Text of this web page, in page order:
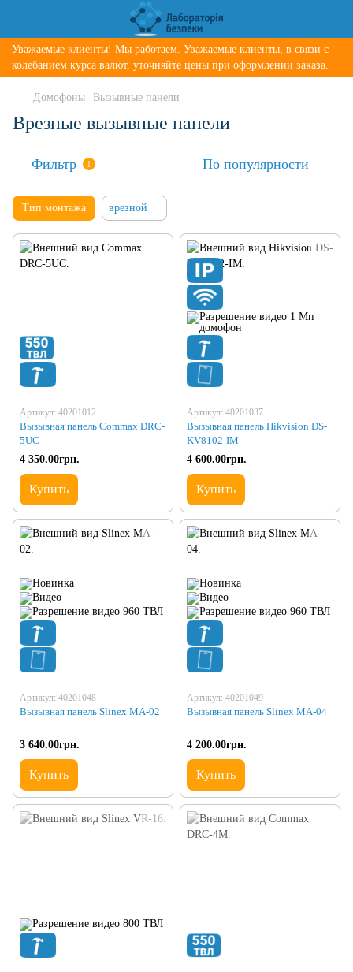
Уважаемые клиенты! Мы работаем. Уважаемые клиенты, в связи с
колебанием курса валют, уточняйте цены при оформлении заказа.
Домофоны Вызывные панели
Врезные вызывные панели
Фильтр 1 По популярности
Тип монтажа врезной
Артикул: 40201012
Вызывная панель Commax DRC-
5UC
4 350.00грн.
Купить
Артикул: 40201037
Вызывная панель Hikvision DS-
KV8102-IM
4 600.00грн.
Купить
Артикул: 40201048
Вызывная панель Slinex MA-02
3 640.00грн.
Купить
Артикул: 40201049
Вызывная панель Slinex MA-04
4 200.00грн.
Купить